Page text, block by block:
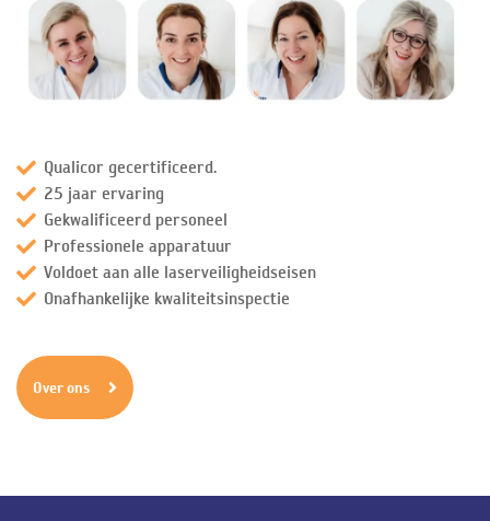
Qualicor gecertificeerd.
25 jaar ervaring
Gekwalificeerd personeel
Professionele apparatuur
Voldoet aan alle laserveiligheidseisen
Onafhankelijke kwaliteitsinspectie
Over ons